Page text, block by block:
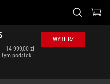
14 999,00 zł
tym podatek
WYBIERZ